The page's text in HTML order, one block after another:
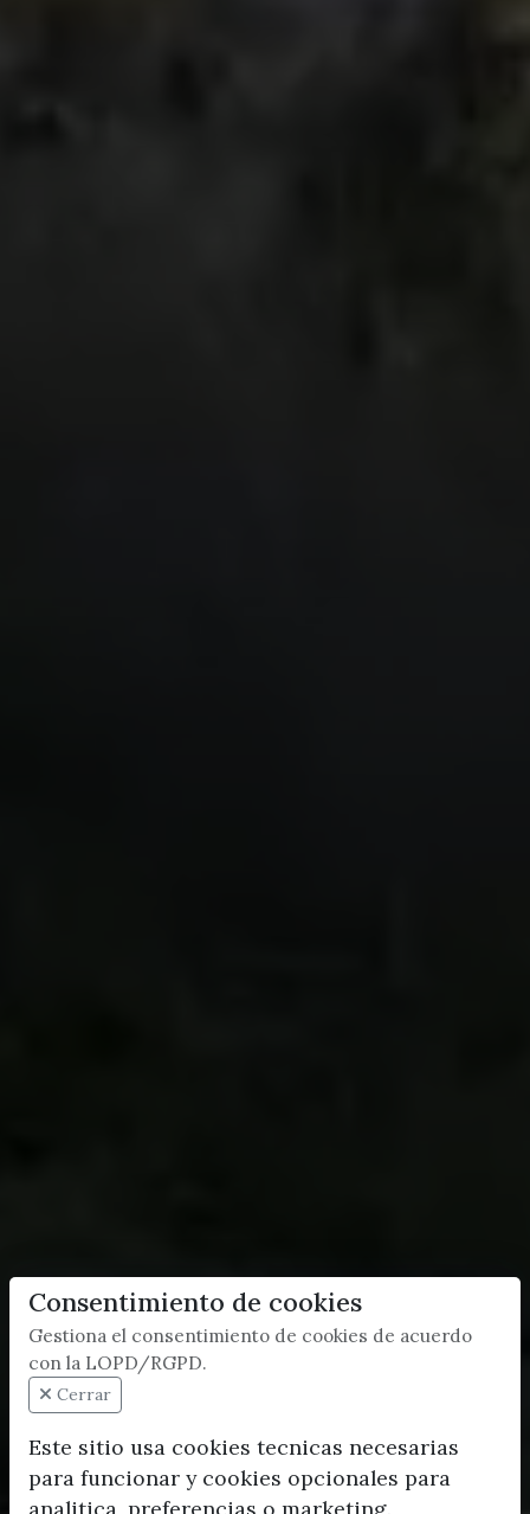
Consentimiento de cookies
Gestiona el consentimiento de cookies de acuerdo
con la LOPD/RGPD.
Cerrar
Este sitio usa cookies tecnicas necesarias
para funcionar y cookies opcionales para